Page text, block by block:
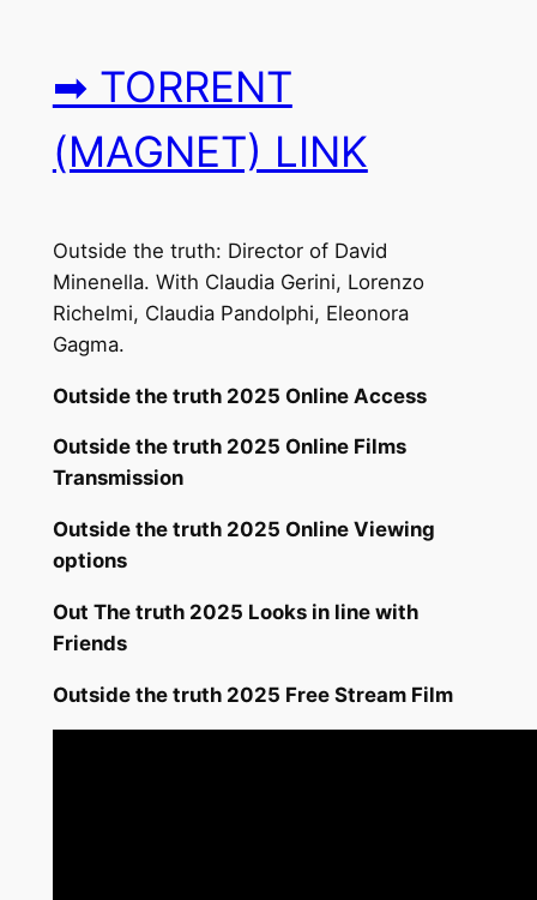
➡ TORRENT
(MAGNET) LINK
Outside the truth: Director of David
Minenella. With Claudia Gerini, Lorenzo
Richelmi, Claudia Pandolphi, Eleonora
Gagma.
Outside the truth 2025 Online Access
Outside the truth 2025 Online Films
Transmission
Outside the truth 2025 Online Viewing
options
Out The truth 2025 Looks in line with
Friends
Outside the truth 2025 Free Stream Film